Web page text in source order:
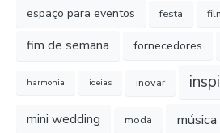
espaço para eventos festa
fim de semana fornecedores
harmonia ideias inovar
mini wedding moda música